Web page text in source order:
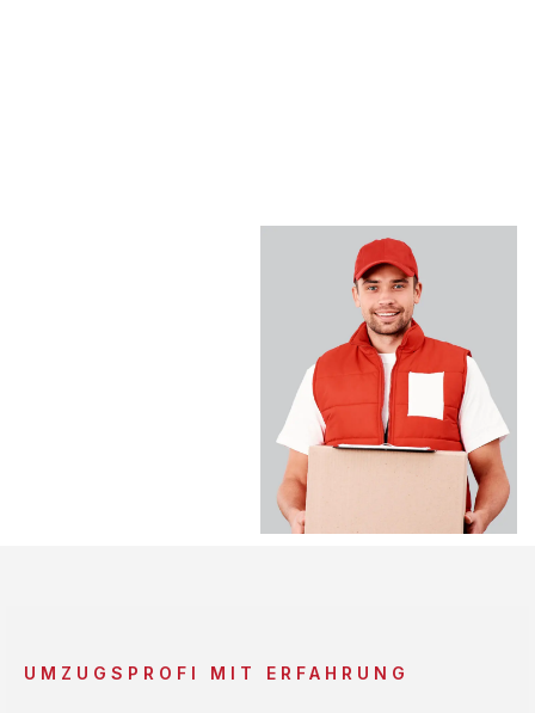
UMZUGSPROFI MIT ERFAHRUNG